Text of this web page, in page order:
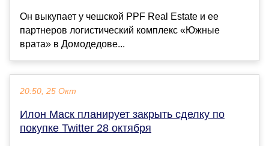
Он выкупает у чешской PPF Real Estate и ее
партнеров логистический комплекс «Южные
врата» в Домодедове...
20:50, 25 Окт
Илон Маск планирует закрыть сделку по
покупке Twitter 28 октября